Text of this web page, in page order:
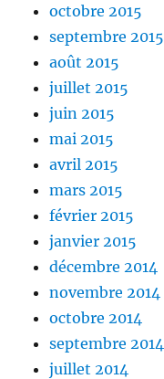
octobre 2015
septembre 2015
août 2015
juillet 2015
juin 2015
mai 2015
avril 2015
mars 2015
février 2015
janvier 2015
décembre 2014
novembre 2014
octobre 2014
septembre 2014
juillet 2014